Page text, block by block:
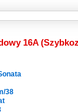
16A
38